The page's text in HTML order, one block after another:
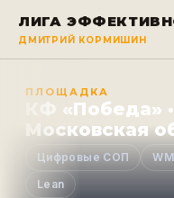
ЛИГА
ДМИТРИЙ КОРМИШИН
ПЛОЩАДКА
КФ «Победа»
Московская
Цифровые СОП
Lean